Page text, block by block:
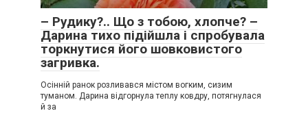
– Рудику?.. Що з тобою, хлопче? –
Дарина тихо підійшла і спробувала
торкнутися його шовковистого
загривка.
Осінній ранок розливався містом вогким, сизим
туманом. Дарина відгорнула теплу ковдру, потягнулася
й за